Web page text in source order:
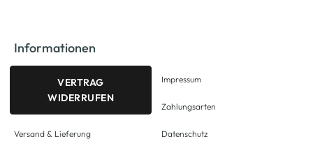
Informationen
VERTRAG
WIDERRUFEN
Versand & Lieferung
Impressum
Zahlungsarten
Datenschutz